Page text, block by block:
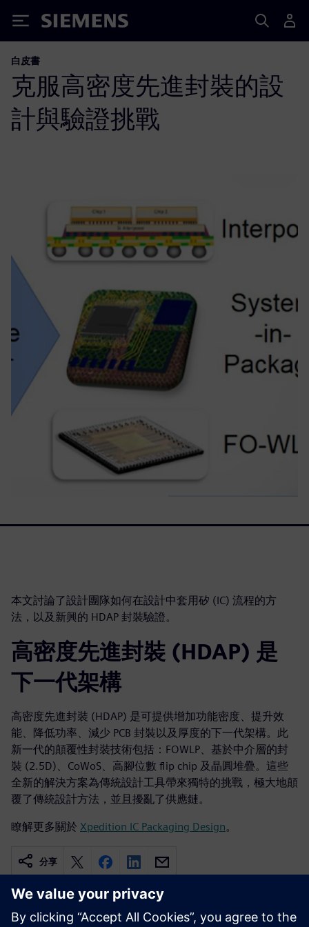
Siemens
白皮書
克服高密度先進封裝的設
計與驗證挑戰
本文討論了設計團隊如何在設計中套用矽 (IC) 流程的方
法，以及新興的 HDAP 封裝驗證。
高密度先進封裝 (HDAP) 是
下一代架構
高密度先進封裝 (HDAP) 是可提供增加功能密度、提升效
能、降低功率、減少 PCB 封裝以及厚度的下一代架構。此
新一代的顛覆性封裝技術包括：FOWLP、基於中介層的封
裝 (2.5D)、CoWoS、高腳位數 flip chip 及晶圓堆疊。這些
全新的解決方案為傳統設計工具帶來獨特的挑戰，極大地顛
覆了傳統設計方法，並且擾亂了供應鏈。
瞭解更多關於 Xpedition IC Packaging Design。
分享